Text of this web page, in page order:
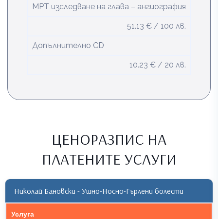
МРТ изследване на глава – ангиография
51.13 € / 100 лв.
Допълнително CD
10.23 € / 20 лв.
ЦЕНОРАЗПИС НА
ПЛАТЕНИТЕ УСЛУГИ
Николай Бановски - Ушно-Носно-Гърлени болести
Услуга